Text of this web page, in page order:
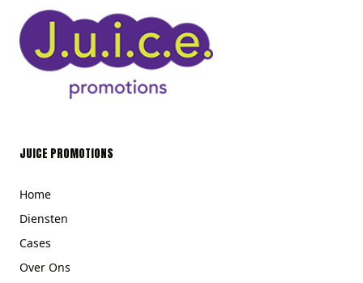
JUICE PROMOTIONS
Home
Diensten
Cases
Over Ons